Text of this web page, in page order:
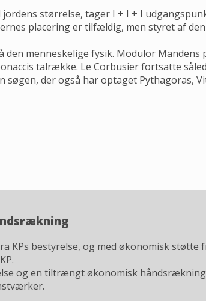
størrelse, tager I + I + I
placering er tilfældig, men styret af
den menneskelige fysik. Modulor
talrække. Le Corbusier fortsatte
der også har optaget Pythagoras,
KPs bestyrelse, og med økonomisk
og en tiltrængt økonomisk